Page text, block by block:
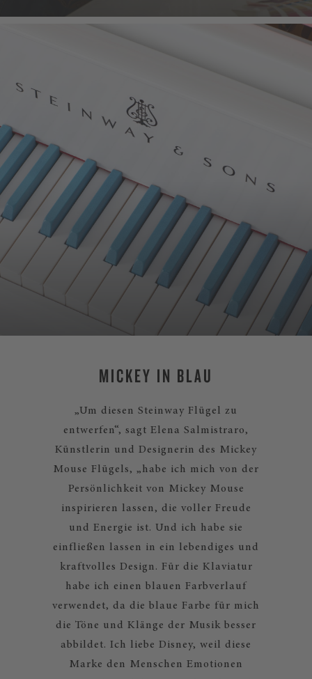
MICKEY IN BLAU
„Um diesen Steinway Flügel zu
entwerfen“, sagt Elena Salmistraro,
Künstlerin und Designerin des Mickey
Mouse Flügels, „habe ich mich von der
Persönlichkeit von Mickey Mouse
inspirieren lassen, die voller Freude
und Energie ist. Und ich habe sie
einfließen lassen in ein lebendiges und
kraftvolles Design. Für die Klaviatur
habe ich einen blauen Farbverlauf
verwendet, da die blaue Farbe für mich
die Töne und Klänge der Musik besser
abbildet. Ich liebe Disney, weil diese
Marke den Menschen Emotionen